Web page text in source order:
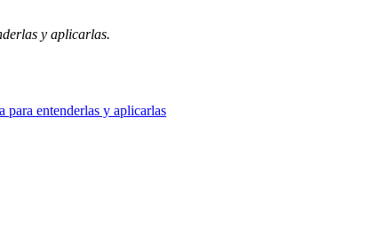
y aplicarlas.
para entenderlas y aplicarlas